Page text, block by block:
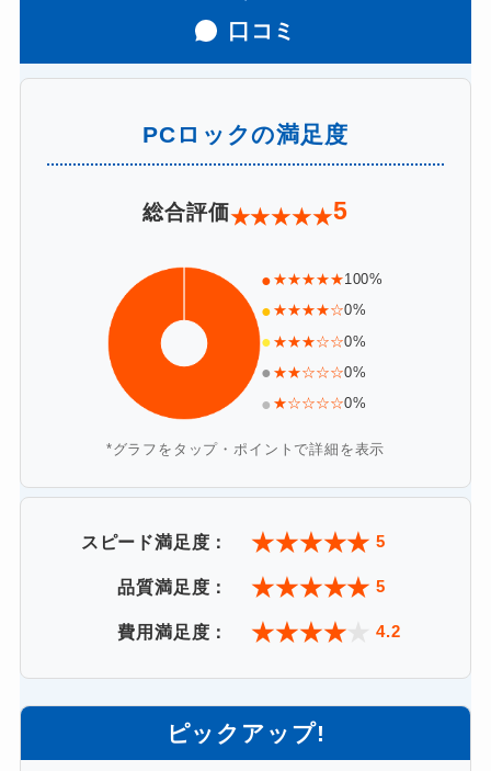
口コミ
PCロックの満足度
総合評価★★★★★5
● ★★★★★100%
● ★★★★☆0%
● ★★★☆☆0%
● ★★☆☆☆0%
● ★☆☆☆☆0%
*グラフをタップ・ポイントで詳細を表示
スピード満足度： ★★★★★ 5
品質満足度： ★★★★★ 5
費用満足度： ★★★★ 4.2
ピックアップ!